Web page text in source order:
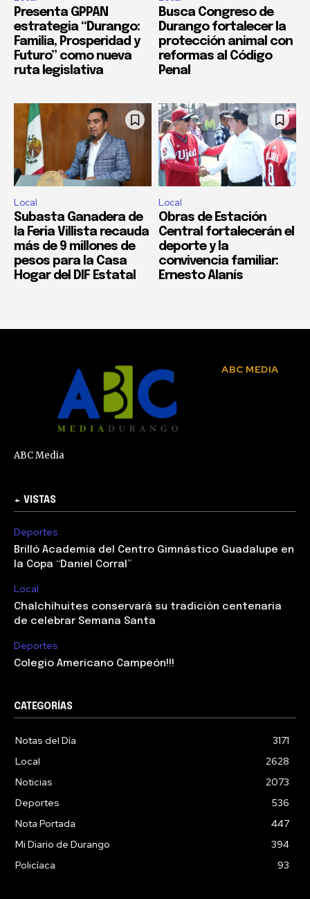
Presenta GPPAN
estrategia “Durango:
Familia, Prosperidad y
Futuro” como nueva
ruta legislativa
Busca Congreso de
Durango fortalecer la
protección animal con
reformas al Código
Penal
Local
Subasta Ganadera de
la Feria Villista recauda
más de 9 millones de
pesos para la Casa
Hogar del DIF Estatal
Local
Obras de Estación
Central fortalecerán el
deporte y la
convivencia familiar:
Ernesto Alanís
ABC MEDIA
ABC Media
+ VISTAS
Deportes
Brilló Academia del Centro Gimnástico Guadalupe en
la Copa “Daniel Corral”
Local
Chalchihuites conservará su tradición centenaria
de celebrar Semana Santa
Deportes
Colegio Americano Campeón!!!
CATEGORÍAS
Notas del Día
3171
Local
2628
Noticias
2073
Deportes
536
Nota Portada
447
Mi Diario de Durango
394
Policíaca
93